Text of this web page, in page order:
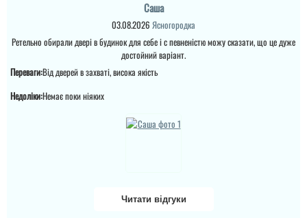
Паша
Двері недорогі та мають
Саша
03.08.2026 Ясногородка
Ретельно обирали двері в будинок для себе і с певненістю можу сказати, що це дуже
достойний варіант.
Переваги:Від дверей в захваті, висока якість
Недоліки:Немає поки ніяких
Читати відгуки